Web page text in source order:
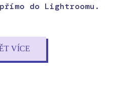
do Lightroomu.
VÍCE